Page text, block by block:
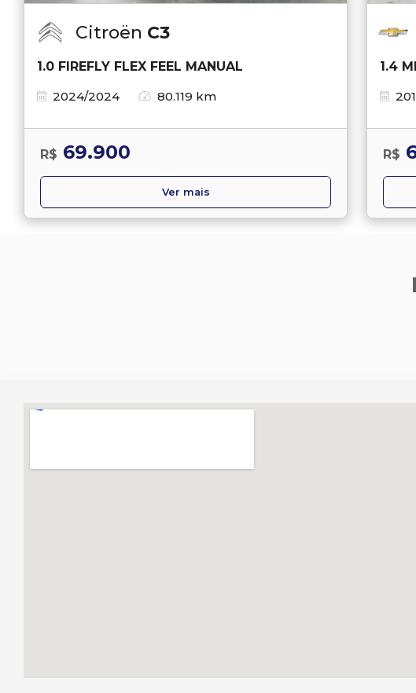
Citroën C3
1.0 FIREFLY FLEX FEEL MANUAL
2024/2024
80.119 km
R$ 69.900
Ver mais
1.4
R$